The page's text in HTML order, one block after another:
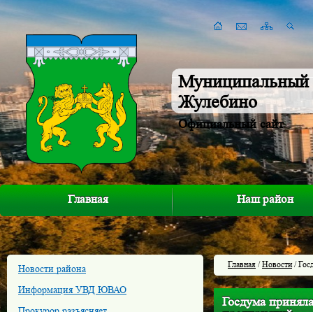
Муниципальный
Жулебино
Официальный сайт
Главная Наш район
Новости района
Информация УВД ЮВАО
Главная /Новости/
Госдума